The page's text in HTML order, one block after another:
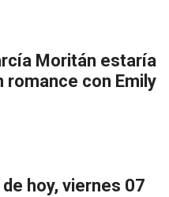
Moritán estaría
romance con Emily
hoy, viernes 07